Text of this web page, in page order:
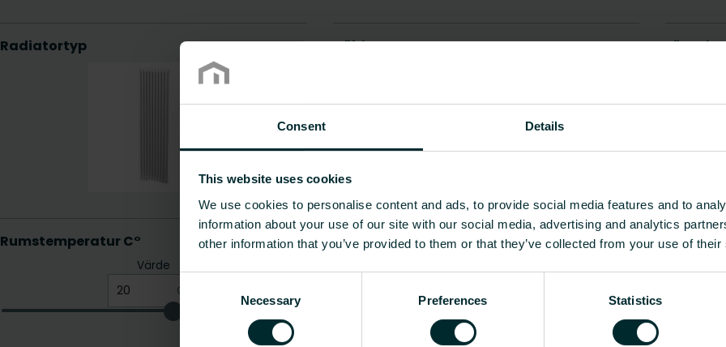
Consent Details
This website uses cookies
We use cookies to personalise content and ads, to provide social media features and to
information about your use of our site with our social media, advertising and analytics
other information that you’ve provided to them or that they’ve collected from your use of
Necessary Preferences Statistics